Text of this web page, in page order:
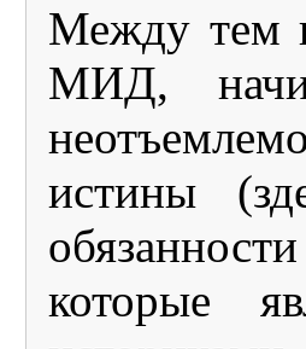
Между тем
МИД,
истины
которые